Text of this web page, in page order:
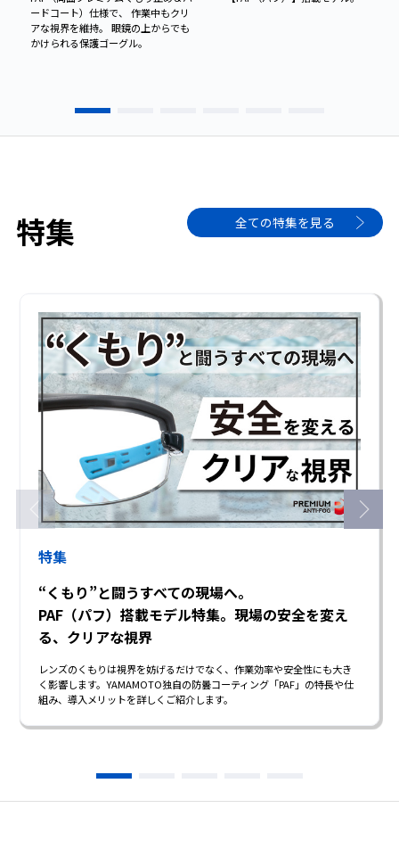
ードコート）仕様で、 作業中もクリ
アな視界を維持。 眼鏡の上からでも
かけられる保護ゴーグル。
特集 全ての特集を見る
特集
“くもり”と闘うすべての現場へ。
PAF（パフ）搭載モデル特集。現場の安全を変え
る、クリアな視界
レンズのくもりは視界を妨げるだけでなく、作業効率や安全性にも大き
く影響します。YAMAMOTO独自の防曇コーティング「PAF」の特長や仕
組み、導入メリットを詳しくご紹介します。